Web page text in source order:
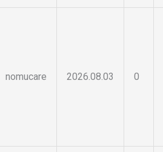
nomucare 2026.08.03 0